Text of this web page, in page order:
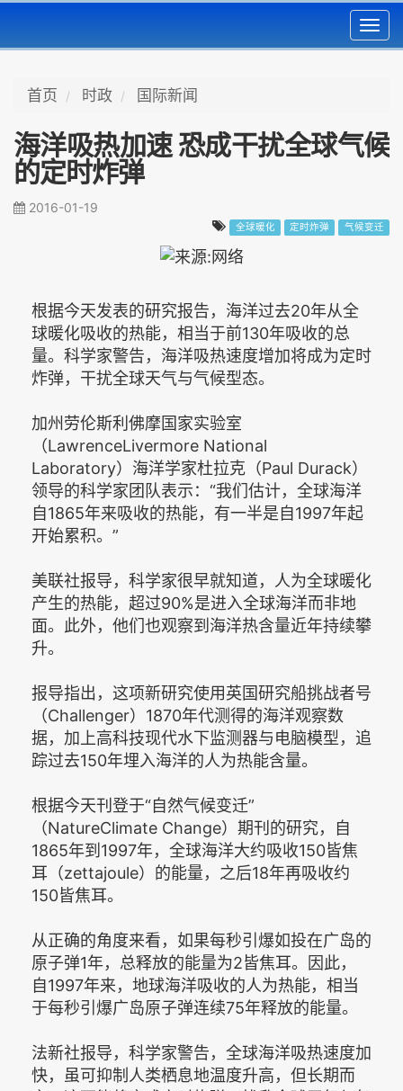
首页 时政 国际新闻
海洋吸热加速 恐成干扰全球气候
的定时炸弹
2016-01-19
全球暖化 定时炸弹 气候变迁
根据今天发表的研究报告，海洋过去20年从全
球暖化吸收的热能，相当于前130年吸收的总
量。科学家警告，海洋吸热速度增加将成为定时
炸弹，干扰全球天气与气候型态。
加州劳伦斯利佛摩国家实验室
（LawrenceLivermore National
Laboratory）海洋学家杜拉克（Paul Durack）
领导的科学家团队表示：“我们估计，全球海洋
自1865年来吸收的热能，有一半是自1997年起
开始累积。”
美联社报导，科学家很早就知道，人为全球暖化
产生的热能，超过90%是进入全球海洋而非地
面。此外，他们也观察到海洋热含量近年持续攀
升。
报导指出，这项新研究使用英国研究船挑战者号
（Challenger）1870年代测得的海洋观察数
据，加上高科技现代水下监测器与电脑模型，追
踪过去150年埋入海洋的人为热能含量。
根据今天刊登于“自然气候变迁”
（NatureClimate Change）期刊的研究，自
1865年到1997年，全球海洋大约吸收150皆焦
耳（zettajoule）的能量，之后18年再吸收约
150皆焦耳。
从正确的角度来看，如果每秒引爆如投在广岛的
原子弹1年，总释放的能量为2皆焦耳。因此，
自1997年来，地球海洋吸收的人为热能，相当
于每秒引爆广岛原子弹连续75年释放的能量。
法新社报导，科学家警告，全球海洋吸热速度加
快，虽可抑制人类栖息地温度升高，但长期而